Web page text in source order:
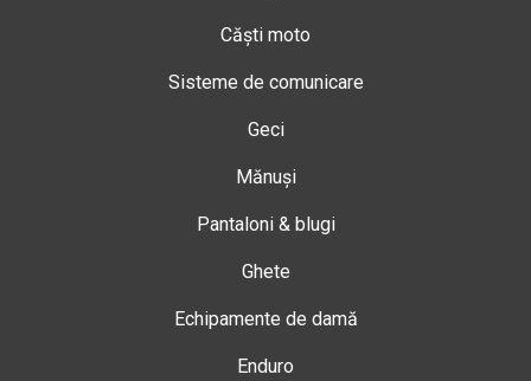
Căști moto
Sisteme de comunicare
Geci
Mănuși
Pantaloni & blugi
Ghete
Echipamente de damă
Enduro